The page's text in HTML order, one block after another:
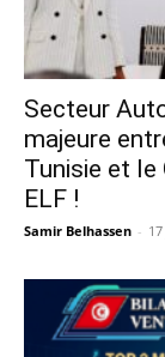
Secteur
majeure
Tunisie et le
ELF !
Samir Belhassen -